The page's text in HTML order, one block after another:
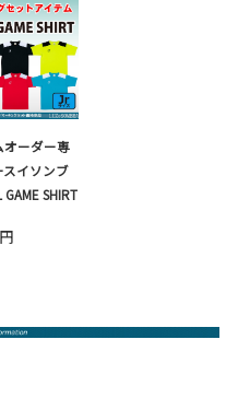
オーダー専
イソンブ
SHIRT
円